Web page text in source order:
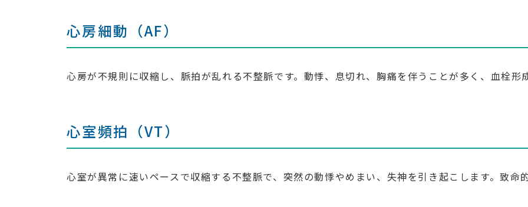
心房細動（AF）
心房が不規則に収縮し、脈拍が乱れる不整脈です。動悸、息切れ、胸痛を伴うことが多く、血栓形
心室頻拍（VT）
心室が異常に速いペースで収縮する不整脈で、突然の動悸やめまい、失神を引き起こします。致命